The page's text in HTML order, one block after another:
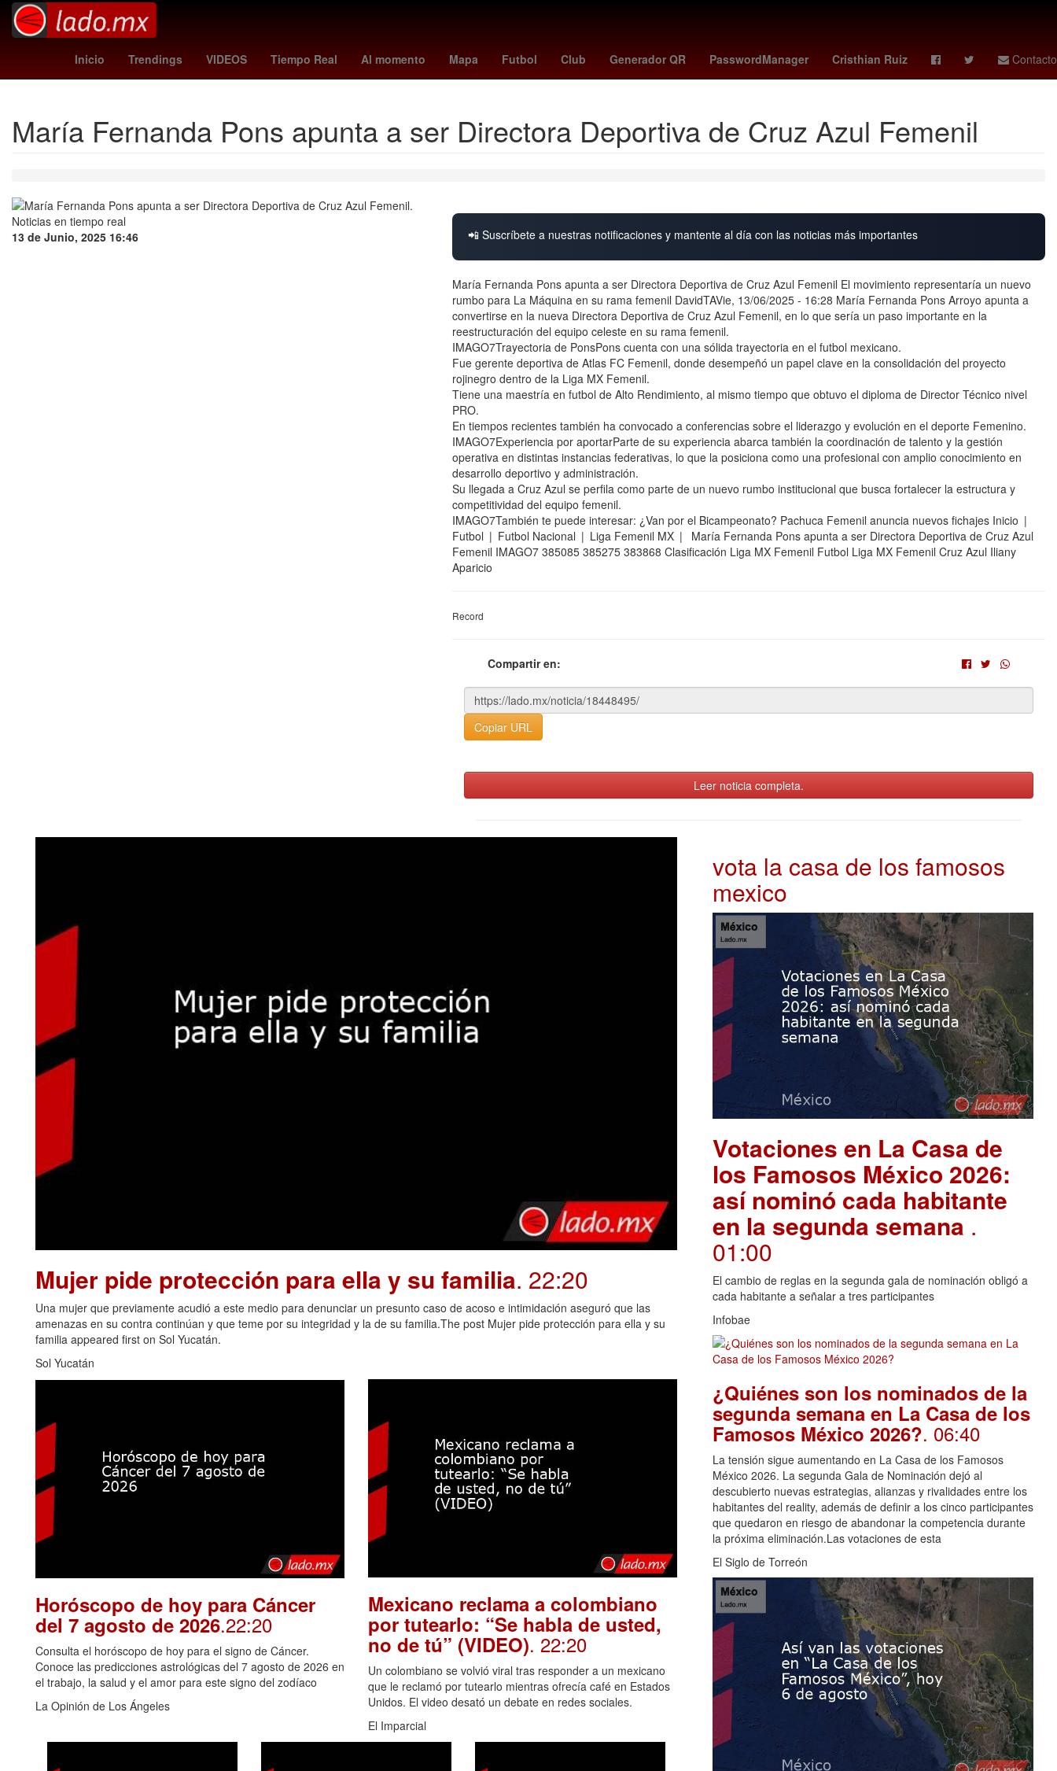
Inicio Trendings VIDEOS Tiempo Real Al momento Mapa Futbol Club Generador QR PasswordManager Cristhian Ruiz Contacto
Monterrey Metal Fest millonarios - cúcuta rangers - reds munetaka murakami celtics - raptors UEFA Europa League osasuna misa domingo de pascua Lewis Hamilton raptors - celtics
María Fernanda Pons apunta a ser Directora Deportiva de Cruz Azul Femenil
13 de Junio, 2025 16:46 📲 Suscríbete a nuestras notificaciones y mantente al día con las noticias más importantes
María Fernanda Pons apunta a ser Directora Deportiva de Cruz Azul Femenil El movimiento representaría un nuevo
rumbo para La Máquina en su rama femenil DavidTAVie, 13/06/2025 - 16:28 María Fernanda Pons Arroyo apunta a
convertirse en la nueva Directora Deportiva de Cruz Azul Femenil, en lo que sería un paso importante en la
reestructuración del equipo celeste en su rama femenil.
IMAGO7Trayectoria de PonsPons cuenta con una sólida trayectoria en el futbol mexicano.
Fue gerente deportiva de Atlas FC Femenil, donde desempeñó un papel clave en la consolidación del proyecto
rojinegro dentro de la Liga MX Femenil.
Tiene una maestría en futbol de Alto Rendimiento, al mismo tiempo que obtuvo el diploma de Director Técnico nivel
PRO.
En tiempos recientes también ha convocado a conferencias sobre el liderazgo y evolución en el deporte Femenino.
IMAGO7Experiencia por aportarParte de su experiencia abarca también la coordinación de talento y la gestión
operativa en distintas instancias federativas, lo que la posiciona como una profesional con amplio conocimiento en
desarrollo deportivo y administración.
Su llegada a Cruz Azul se perfila como parte de un nuevo rumbo institucional que busca fortalecer la estructura y
competitividad del equipo femenil.
IMAGO7También te puede interesar: ¿Van por el Bicampeonato? Pachuca Femenil anuncia nuevos fichajes Inicio |
Futbol | Futbol Nacional | Liga Femenil MX | María Fernanda Pons apunta a ser Directora Deportiva de Cruz Azul
Femenil IMAGO7 385085 385275 383868 Clasificación Liga MX Femenil Futbol Liga MX Femenil Cruz Azul Iliany
Aparicio
Record
Compartir en:
Copiar URL
Leer noticia completa.
Mujer pide protección para ella y su familia. 22:20
Una mujer que previamente acudió a este medio para denunciar un presunto caso de acoso e intimidación aseguró que las
amenazas en su contra continúan y que teme por su integridad y la de su familia.The post Mujer pide protección para ella y su
familia appeared first on Sol Yucatán.
Sol Yucatán
Horóscopo de hoy para Cáncer
del 7 agosto de 2026.22:20
Consulta el horóscopo de hoy para el signo de Cáncer.
Conoce las predicciones astrológicas del 7 agosto de 2026 en
el trabajo, la salud y el amor para este signo del zodíaco
La Opinión de Los Ángeles
Mexicano reclama a colombiano
por tutearlo: “Se habla de usted,
no de tú” (VIDEO). 22:20
Un colombiano se volvió viral tras responder a un mexicano
que le reclamó por tutearlo mientras ofrecía café en Estados
Unidos. El video desató un debate en redes sociales.
El Imparcial
vota la casa de los famosos
mexico
Votaciones en La Casa de
los Famosos México 2026:
así nominó cada habitante
en la segunda semana .
01:00
El cambio de reglas en la segunda gala de nominación obligó a
cada habitante a señalar a tres participantes
Infobae
¿Quiénes son los nominados de la
segunda semana en La Casa de los
Famosos México 2026?. 06:40
La tensión sigue aumentando en La Casa de los Famosos
México 2026. La segunda Gala de Nominación dejó al
descubierto nuevas estrategias, alianzas y rivalidades entre los
habitantes del reality, además de definir a los cinco participantes
que quedaron en riesgo de abandonar la competencia durante
la próxima eliminación.Las votaciones de esta
El Siglo de Torreón